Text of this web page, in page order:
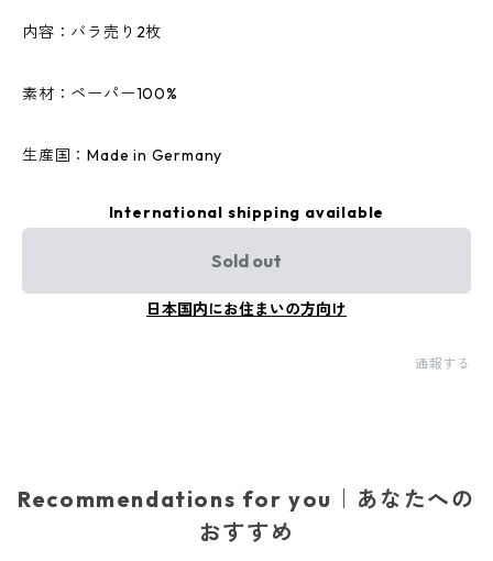
内容：バラ売り2枚
素材：ペーパー100%
生産国：Made in Germany
International shipping available
Sold out
日本国内にお住まいの方向け
通報する
Recommendations for you｜あなたへの
おすすめ